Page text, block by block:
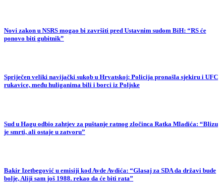
Novi zakon u NSRS mogao bi završiti pred Ustavnim sudom BiH: “RS će
ponovo biti gubitnik”
Spriječen veliki navijački sukob u Hrvatskoj: Policija pronašla sjekiru i UFC
rukavice, među huliganima bili i borci iz Poljske
Sud u Hagu odbio zahtjev za puštanje ratnog zločinca Ratka Mladića: “Blizu
je smrti, ali ostaje u zatvoru”
Bakir Izetbegović u emisiji kod Avde Avdića: “Glasaj za SDA da državi bude
bolje, Aliji sam još 1988. rekao da će biti rata”